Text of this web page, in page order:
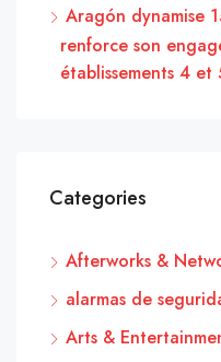
Aragón dynamise
renforce son
établissements 4 et
Categories
Afterworks &
alarmas de
Arts &